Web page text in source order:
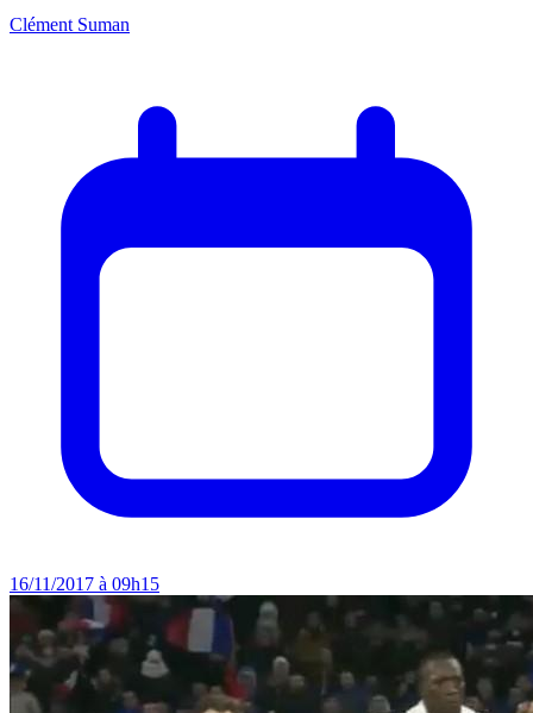
Clément Suman
16/11/2017 à 09h15